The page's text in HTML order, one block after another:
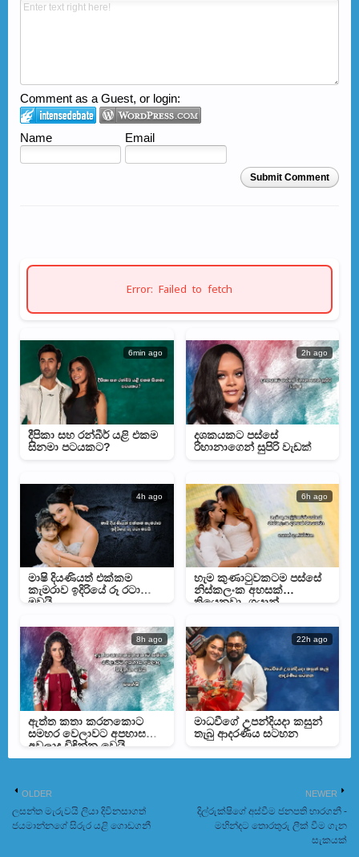
Comment as a Guest, or login:
Name Email
Submit Comment
Error: Failed to fetch
6min ago
දීපිකා සහ රන්බීර් යළි එකම
සිනමා පටයකට?
2h ago
දශකයකට පස්සේ
රිහානාගෙන් සුපිරි වැඩක්
4h ago
මාෂි දියණියත් එක්කම
කැමරාව ඉදිරියේ රූ රටා
මවයි
6h ago
හැම කුණාටුවකටම පස්සේ
නිස්කලංක අහසක්
තියෙනවා- ගයාන්
8h ago
ඇත්ත කතා කරනකොට
සමහර වෙලාවට අපහාස
අවලාද විඳින්න වෙයි –
මහේෂිගෙන් සටහනක්
22h ago
මාධවීගේ උපන්දියදා කසුන්
තැබු ආදරණීය සටහන
NEWER
දිල්රුක්ෂිගේ අස්වීම ජනපති භාරගනී -
මහින්දට තොරතුරු ලීක් වීම ගැන
සැකයක්
OLDER
ලසන්ත මැරුවයි ලියා දිවිනසාගත්
ජයමාන්නගේ සිරුර යළි ගොඩගනී